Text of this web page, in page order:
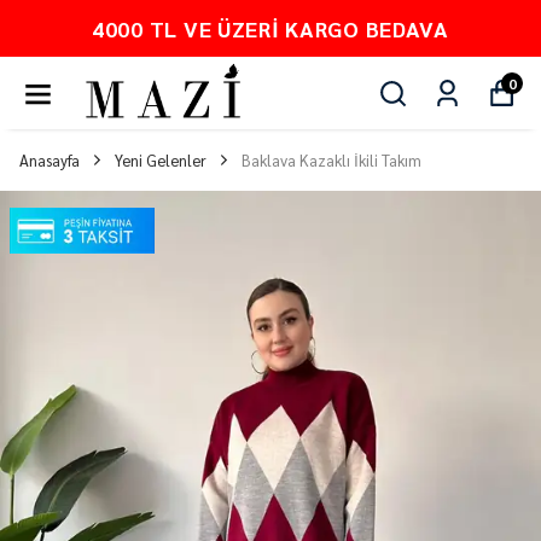
ÜZERI KARGO BEDAVA
0
Anasayfa Yeni Gelenler Baklava Kazaklı İkili Takım